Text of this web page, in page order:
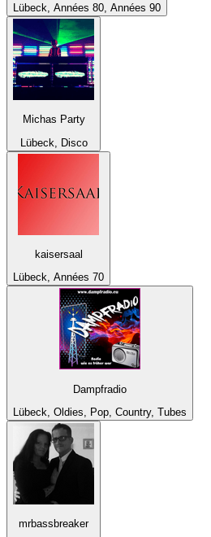
Lübeck, Années 80, Années 90
Michas Party
Lübeck, Disco
kaisersaal
Lübeck, Années 70
Dampfradio
Lübeck, Oldies, Pop, Country, Tubes
mrbassbreaker